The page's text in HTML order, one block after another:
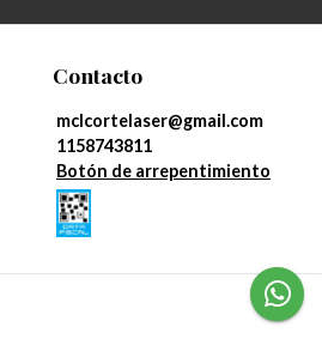
Contacto
mclcortelaser@gmail.com
1158743811
Botón de arrepentimiento